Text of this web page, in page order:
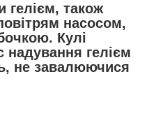
гелієм, також
насосом,
Кулі
надування гелієм
не завалюючися